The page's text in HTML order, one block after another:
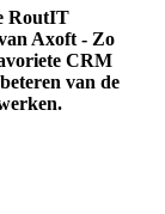
RoutIT
Axoft - Zo
CRM
van de